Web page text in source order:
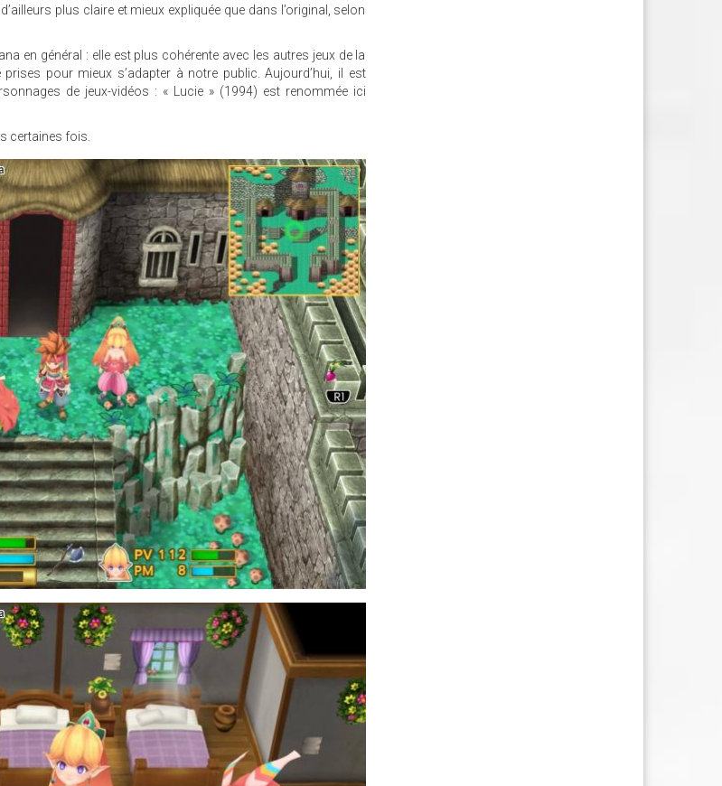
plus claire et mieux expliquée que dans l’original, selon
en général : elle est plus cohérente avec les autres jeux de la
pour mieux s’adapter à notre public. Aujourd’hui, il est
de jeux-vidéos : « Lucie » (1994) est renommée ici
certaines fois.